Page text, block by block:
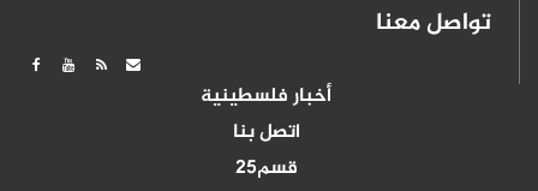
تواصل معنا
أخبار فلسطينية
اتصل بنا
قسم25